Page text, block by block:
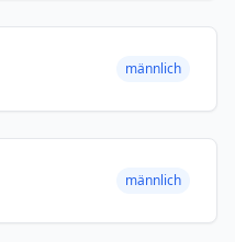
männlich
männlich